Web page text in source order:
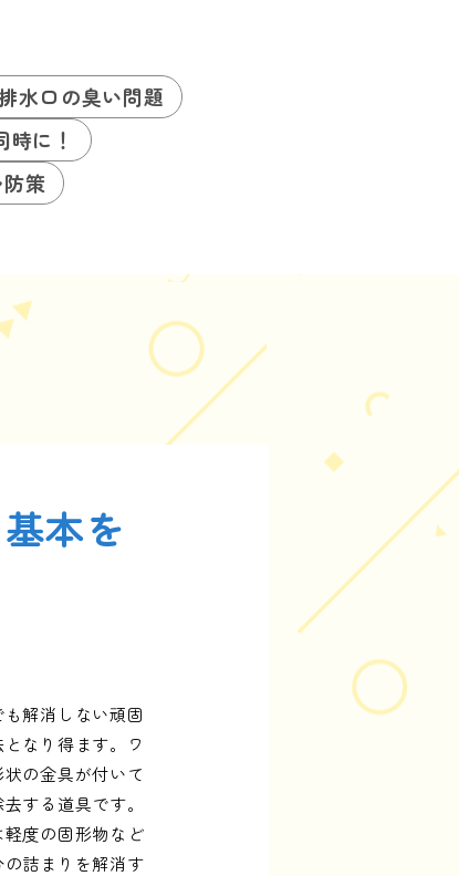
水口の臭い問題
に！
策
本を
解消しない頑固
なり得ます。ワ
の金具が付いて
する道具です。
度の固形物など
詰まりを解消す